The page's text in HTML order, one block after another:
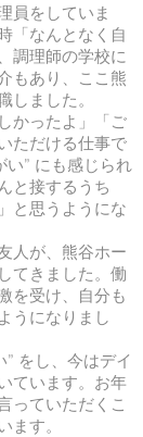
員をしていま
「なんとなく自
調理師の学校に
もあり、ここ熊
しました。
かったよ」「ご
ただける仕事で
い” にも感じられ
と接するうち
と思うようにな
人が、熊谷ホー
てきました。働
を受け、自分も
うになりまし
” をし、今はデイ
ています。お年
っていただくこ
ます。